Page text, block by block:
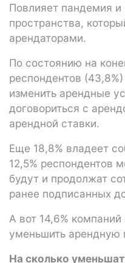
Повлияет пандемия и
пространства,
арендаторами.
По состоянию на
респондентов
изменить арендные
договориться с
арендной ставки.
Еще 18,8% владеет
12,5% респондентов
будут и продолжат
ранее подписанных
А вот 14,6%
уменьшить арендную
На сколько